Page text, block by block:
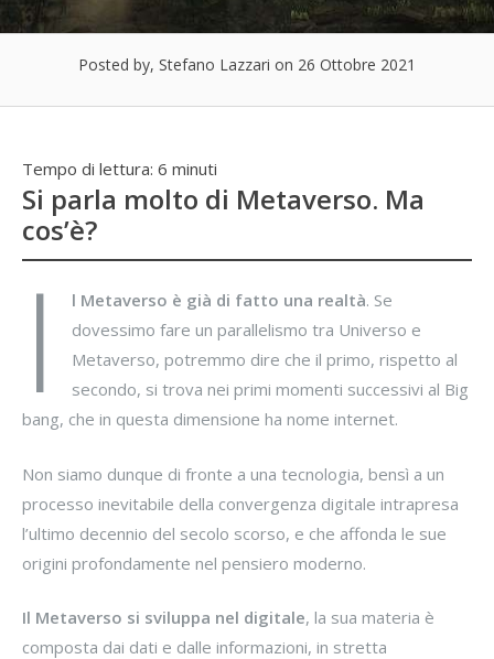
Posted by, Stefano Lazzari on 26 Ottobre 2021
Tempo di lettura: 6 minuti
Si parla molto di Metaverso. Ma
cos’è?
I l Metaverso è già di fatto una realtà. Se
dovessimo fare un parallelismo tra Universo e
Metaverso, potremmo dire che il primo, rispetto al
secondo, si trova nei primi momenti successivi al Big
bang, che in questa dimensione ha nome internet.
Non siamo dunque di fronte a una tecnologia, bensì a un
processo inevitabile della convergenza digitale intrapresa
l’ultimo decennio del secolo scorso, e che affonda le sue
origini profondamente nel pensiero moderno.
Il Metaverso si sviluppa nel digitale, la sua materia è
composta dai dati e dalle informazioni, in stretta